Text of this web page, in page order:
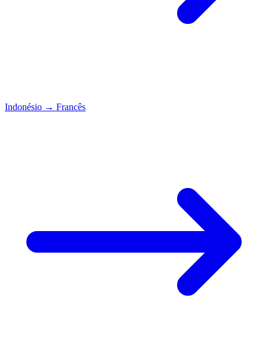
Indonésio → Francês